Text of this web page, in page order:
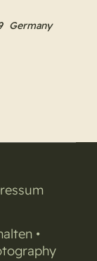
Germany
•